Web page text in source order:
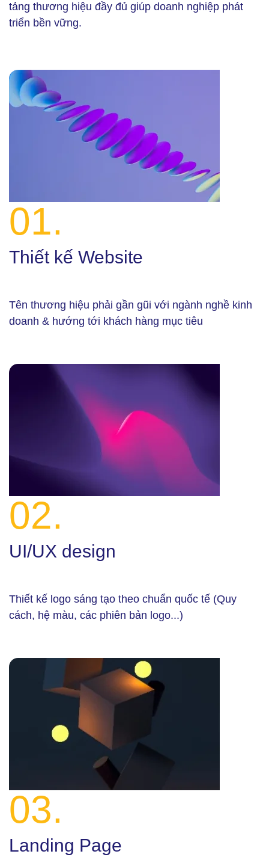
tảng thương hiệu đầy đủ giúp doanh nghiệp phát
triển bền vững.
01.
Thiết kế Website
Tên thương hiệu phải gần gũi với ngành nghề kinh
doanh & hướng tới khách hàng mục tiêu
02.
UI/UX design
Thiết kế logo sáng tạo theo chuẩn quốc tế (Quy
cách, hệ màu, các phiên bản logo...)
03.
Landing Page